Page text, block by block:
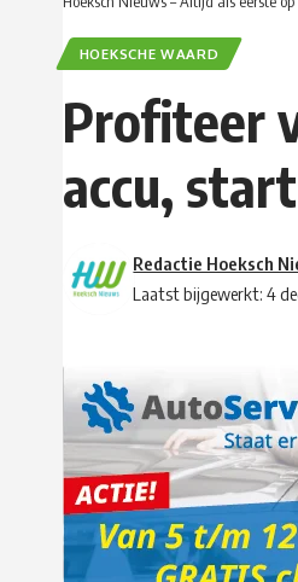
HOEKSCHE WAARD
Profiteer
accu,
Laatst bijgewerkt: 4
Redactie Hoeksch